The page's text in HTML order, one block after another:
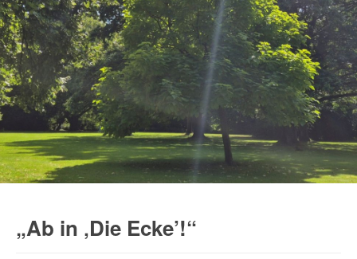
Bildung
Logistik
unser Verein
Vereinsleben
unser Angebot
Downloads
„Ab in ‚Die Ecke’!“